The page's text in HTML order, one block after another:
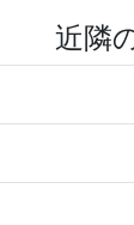
近隣